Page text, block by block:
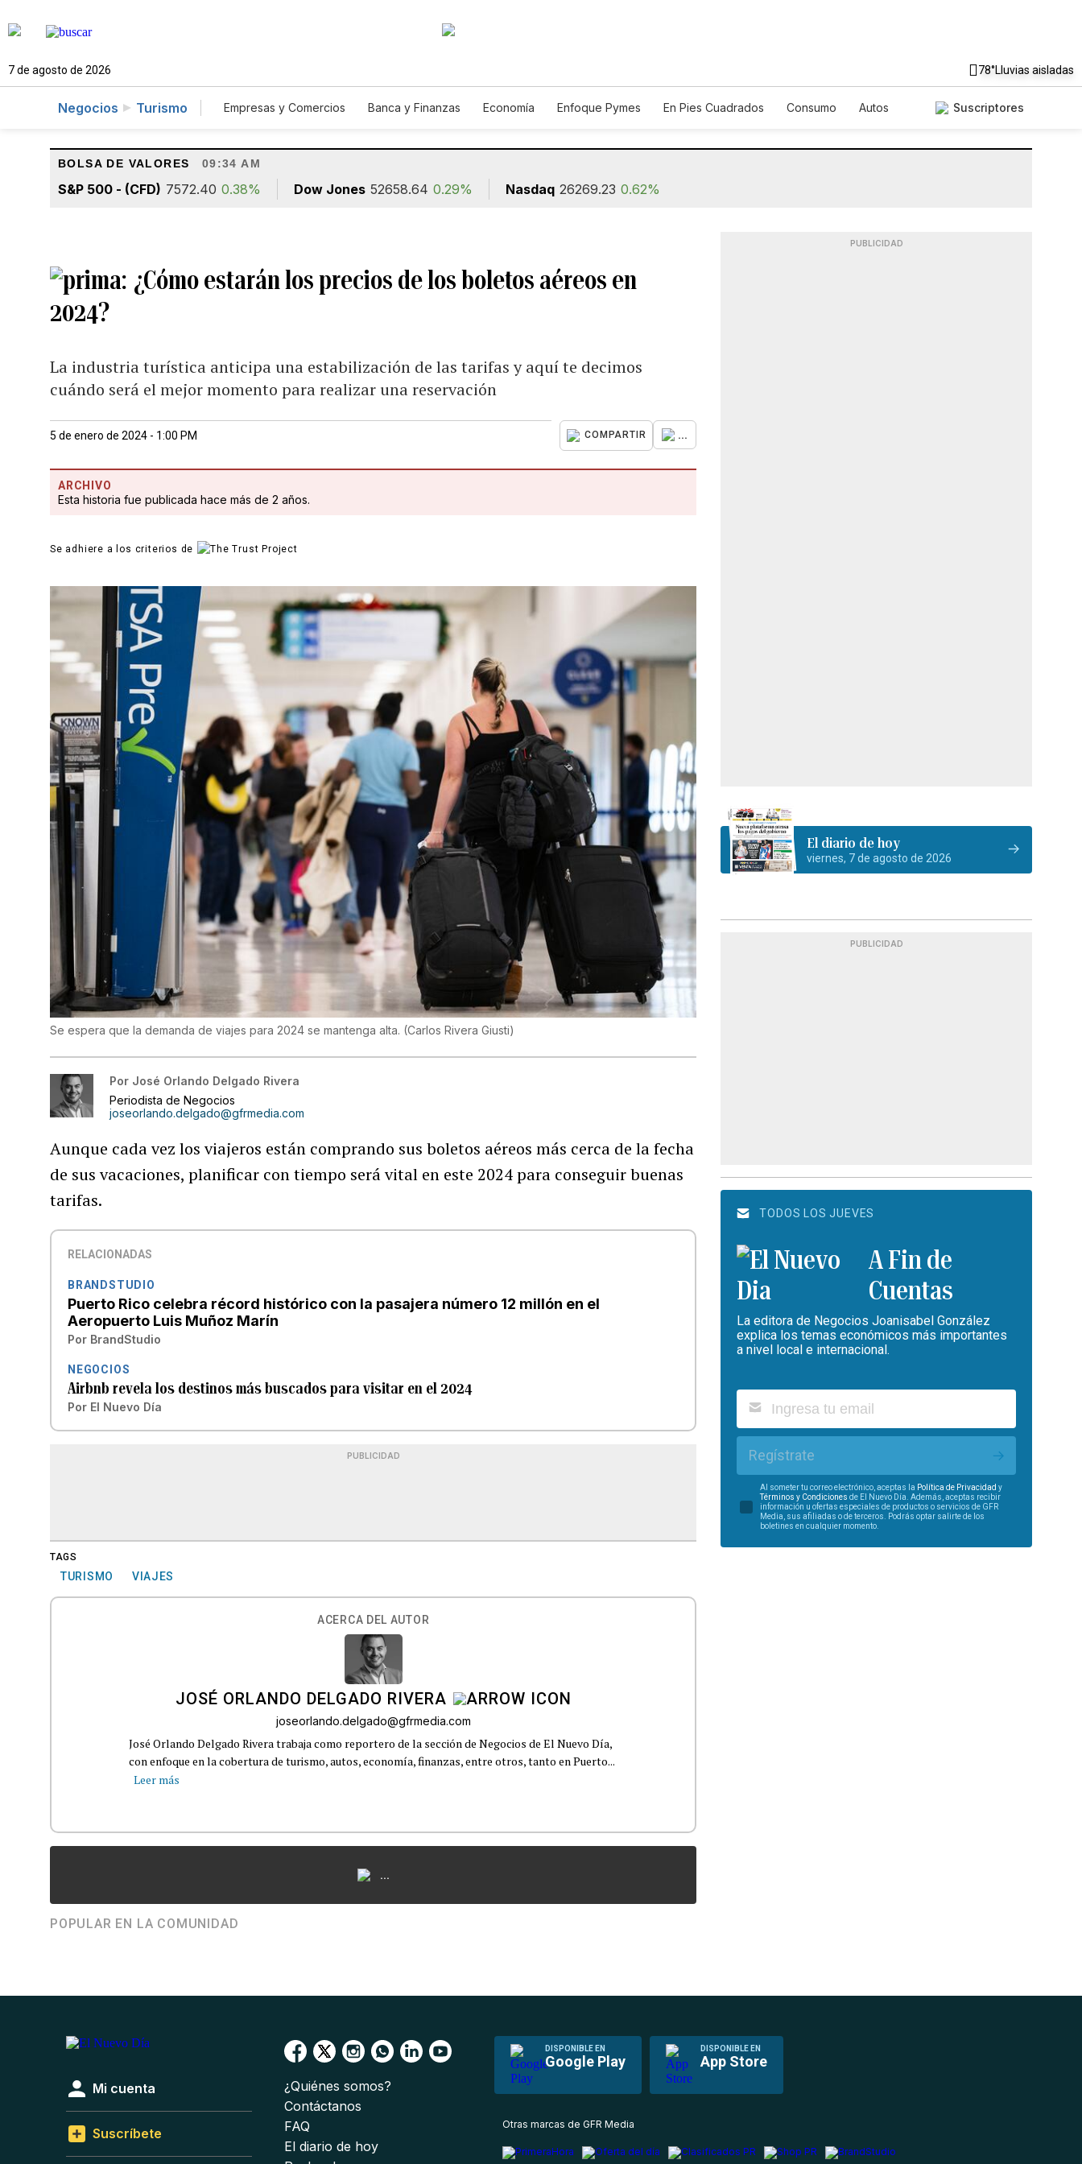
7 de agosto de 2026 78°Lluvias aisladas
Negocios Turismo Empresas y Comercios Banca y Finanzas Economía Enfoque Pymes En Pies Cuadrados Consumo
Autos
Suscriptores
BOLSA DE VALORES 09:34 AM
S&P 500 - (CFD) 7572.40 0.38% Dow Jones 52658.64 0.29% Nasdaq 26269.23 0.62%
¿Cómo estarán los precios de los boletos aéreos en
2024?
La industria turística anticipa una estabilización de las tarifas y aquí te decimos
cuándo será el mejor momento para realizar una reservación
5 de enero de 2024 - 1:00 PM COMPARTIR ...
ARCHIVO
Esta historia fue publicada hace más de 2 años.
Se adhiere a los criterios de
Se espera que la demanda de viajes para 2024 se mantenga alta. (Carlos Rivera Giusti)
Por José Orlando Delgado Rivera
Periodista de Negocios
joseorlando.delgado@gfrmedia.com
Aunque cada vez los viajeros están comprando sus boletos aéreos más cerca de la fecha
de sus vacaciones, planificar con tiempo será vital en este 2024 para conseguir buenas
tarifas.
RELACIONADAS
BRANDSTUDIO
Puerto Rico celebra récord histórico con la pasajera número 12 millón en el
Aeropuerto Luis Muñoz Marín
Por BrandStudio
NEGOCIOS
Airbnb revela los destinos más buscados para visitar en el 2024
Por El Nuevo Día
PUBLICIDAD
TAGS
TURISMO VIAJES
ACERCA DEL AUTOR
JOSÉ ORLANDO DELGADO RIVERA
joseorlando.delgado@gfrmedia.com
José Orlando Delgado Rivera trabaja como reportero de la sección de Negocios de El Nuevo Día,
con enfoque en la cobertura de turismo, autos, economía, finanzas, entre otros, tanto en Puerto...
Leer más
...
POPULAR EN LA COMUNIDAD
PUBLICIDAD
El diario de hoy
viernes, 7 de agosto de 2026
PUBLICIDAD
TODOS LOS JUEVES
A Fin de
Cuentas
La editora de Negocios Joanisabel González
explica los temas económicos más importantes
a nivel local e internacional.
Regístrate
Al someter tu correo electrónico, aceptas la Política de Privacidad y
Términos y Condiciones de El Nuevo Día. Además, aceptas recibir
información u ofertas especiales de productos o servicios de GFR
Media, sus afiliadas o de terceros. Podrás optar salirte de los
boletines en cualquier momento.
DISPONIBLE EN
Google Play
DISPONIBLE EN
App Store
Mi cuenta
Suscríbete
¿Quiénes somos?
Contáctanos
FAQ
El diario de hoy
Otras marcas de GFR Media